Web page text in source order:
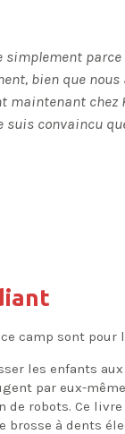
bien que
convaincu
camp sont pour
les enfants
par eux-
robots. Ce
à dents